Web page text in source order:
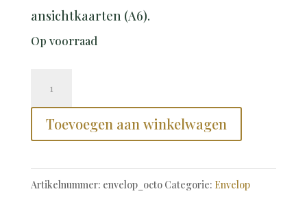
ansichtkaarten (A6).
Op voorraad
Blue
Octo
envelop
Toevoegen aan winkelwagen
Artikelnummer: envelop_octo Categorie: Envelop